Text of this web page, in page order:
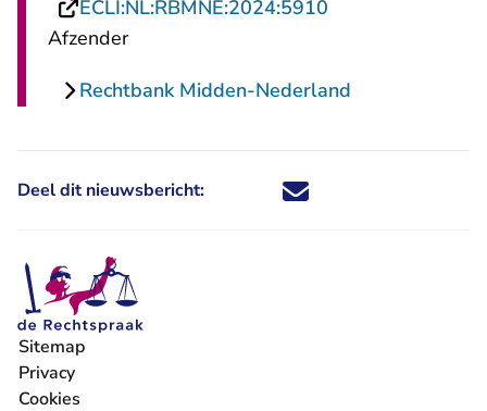
ECLI:NL:RBMNE:2024:5910
Afzender
Rechtbank Midden-Nederland
Deel dit nieuwsbericht: Deel dit nieuwsbericht via X -
Deel dit nieuwsbericht via
Deel dit nieuwsbericht
Deel dit
Sitemap
Privacy
Cookies